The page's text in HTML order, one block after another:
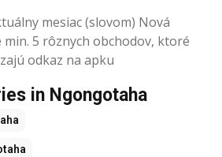
mesiac (slovom) Nová
5 rôznych obchodov, ktoré
odkaz na apku
in Ngongotaha